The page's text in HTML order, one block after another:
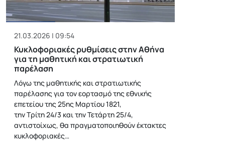
21.03.2026 | 09:54
Κυκλοφοριακές ρυθμίσεις στην Αθήνα
για τη μαθητική και στρατιωτική
παρέλαση
Λόγω της μαθητικής και στρατιωτικής
παρέλασης για τον εορτασμό της εθνικής
επετείου της 25ης Μαρτίου 1821,
την Τρίτη 24/3 και την Τετάρτη 25/4,
αντιστοίχως, θα πραγματοποιηθούν έκτακτες
κυκλοφοριακές…